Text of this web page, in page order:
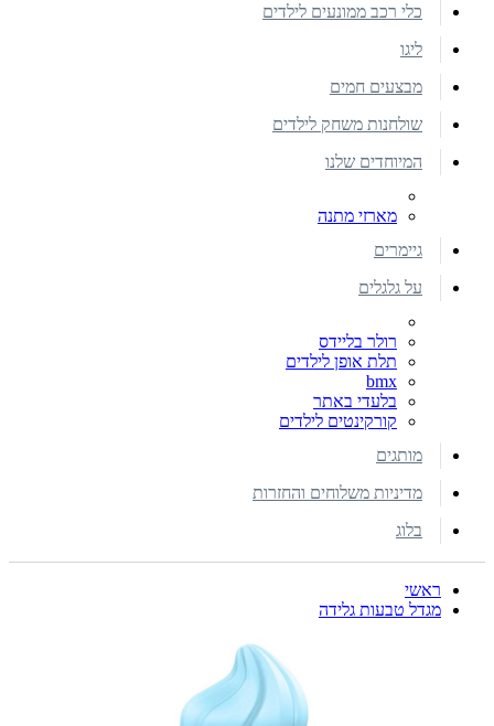
כלי רכב ממונעים לילדים
ליגו
מבצעים חמים
שולחנות משחק לילדים
המיוחדים שלנו
מארזי מתנה
גיימרים
על גלגלים
רולר בליידס
תלת אופן לילדים
bmx
בלעדי באתר
קורקינטים לילדים
מותגים
מדיניות משלוחים והחזרות
בלוג
ראשי
מגדל טבעות גלידה